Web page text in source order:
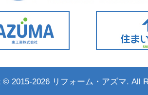
© 2015-2026 リフォーム・アズマ. All